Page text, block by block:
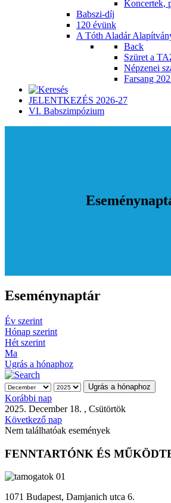
Koncertek,
Babszi-díj
120 évünk
A Tóth Aladár
Back
Szüret a
Népzenei
Farsang
JELENTKEZÉS 2026-27
VI. Babszimpózium
Eseménynaptár
Év szerint
Hónap szerint
Hét szerint
Ma
Ugrás a hónaphoz
Ugrás a hónaphoz
Korábbi nap
2025. December 18. , Csütörtök
Következő nap
Nem találhatóak események
FENNTARTÓNK ÉS
1071 Budapest, Damjanich utca 6.